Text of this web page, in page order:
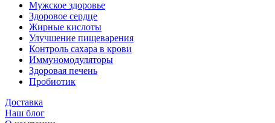
Мужское здоровье
Здоровое сердце
Жирные кислоты
Улучшение пищеварения
Контроль сахара в крови
Иммуномодуляторы
Здоровая печень
Пробиотик
Доставка
Наш блог